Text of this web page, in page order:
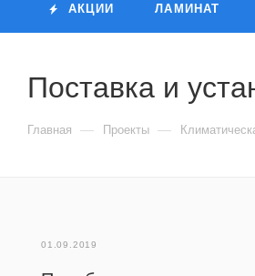
АКЦИИ ЛАМИНАТ
Поставка и
Главная — Проекты —
01.09.2019